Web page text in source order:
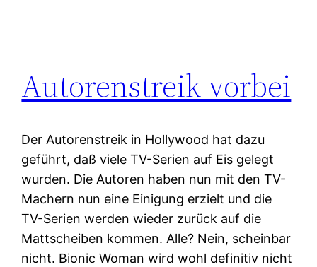
Autorenstreik vorbei
Der Autorenstreik in Hollywood hat dazu
geführt, daß viele TV-Serien auf Eis gelegt
wurden. Die Autoren haben nun mit den TV-
Machern nun eine Einigung erzielt und die
TV-Serien werden wieder zurück auf die
Mattscheiben kommen. Alle? Nein, scheinbar
nicht. Bionic Woman wird wohl definitiv nicht